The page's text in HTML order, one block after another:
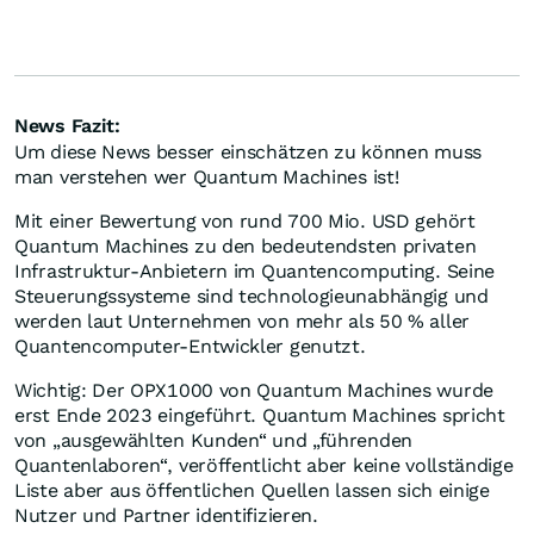
News Fazit:
Um diese News besser einschätzen zu können muss
man verstehen wer Quantum Machines ist!
Mit einer Bewertung von rund 700 Mio. USD gehört
Quantum Machines zu den bedeutendsten privaten
Infrastruktur-Anbietern im Quantencomputing. Seine
Steuerungssysteme sind technologieunabhängig und
werden laut Unternehmen von mehr als 50 % aller
Quantencomputer-Entwickler genutzt.
Wichtig: Der OPX1000 von Quantum Machines wurde
erst Ende 2023 eingeführt. Quantum Machines spricht
von „ausgewählten Kunden“ und „führenden
Quantenlaboren“, veröffentlicht aber keine vollständige
Liste aber aus öffentlichen Quellen lassen sich einige
Nutzer und Partner identifizieren.